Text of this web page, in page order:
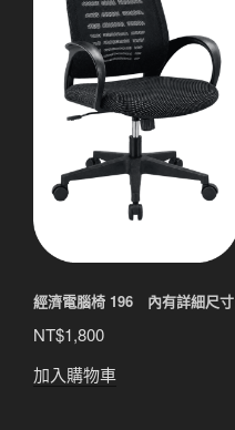
經濟電腦椅 196 內有詳細尺寸
NT$1,800
加入購物車